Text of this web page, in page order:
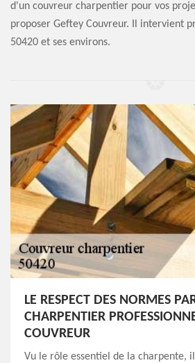
d'un couvreur charpentier pour vos
proposer Geftey Couvreur. Il intervient
50420 et ses environs.
LE RESPECT DES NORMES
CHARPENTIER
COUVREUR
Vu le rôle essentiel de la charpente, il